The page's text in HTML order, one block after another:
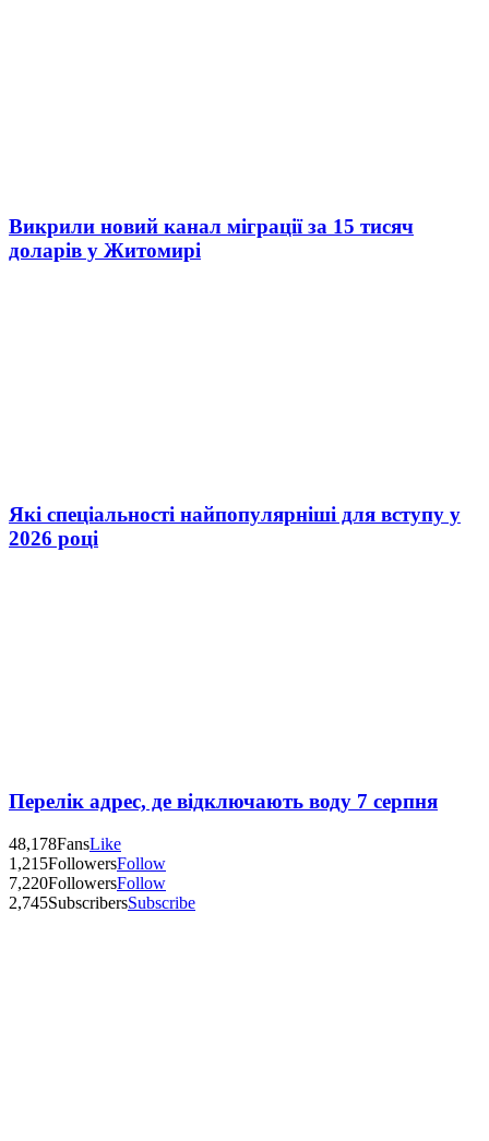
Викрили новий канал міграції за 15 тисяч
доларів у Житомирі
Які спеціальності найпопулярніші для вступу у
2026 році
Перелік адрес, де відключають воду 7 серпня
48,178FansLike
1,215FollowersFollow
7,220FollowersFollow
2,745SubscribersSubscribe